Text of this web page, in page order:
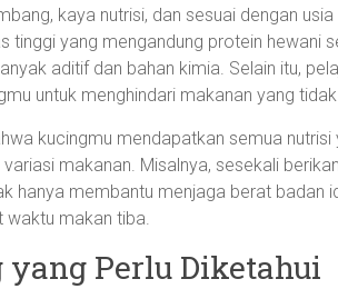
kaya nutrisi, dan sesuai dengan
tinggi yang mengandung protein hewani
aditif dan bahan kimia. Selain itu,
untuk menghindari makanan yang
kucingmu mendapatkan semua nutrisi
makanan. Misalnya, sesekali
hanya membantu menjaga berat badan
waktu makan tiba.
yang Perlu Diketahui